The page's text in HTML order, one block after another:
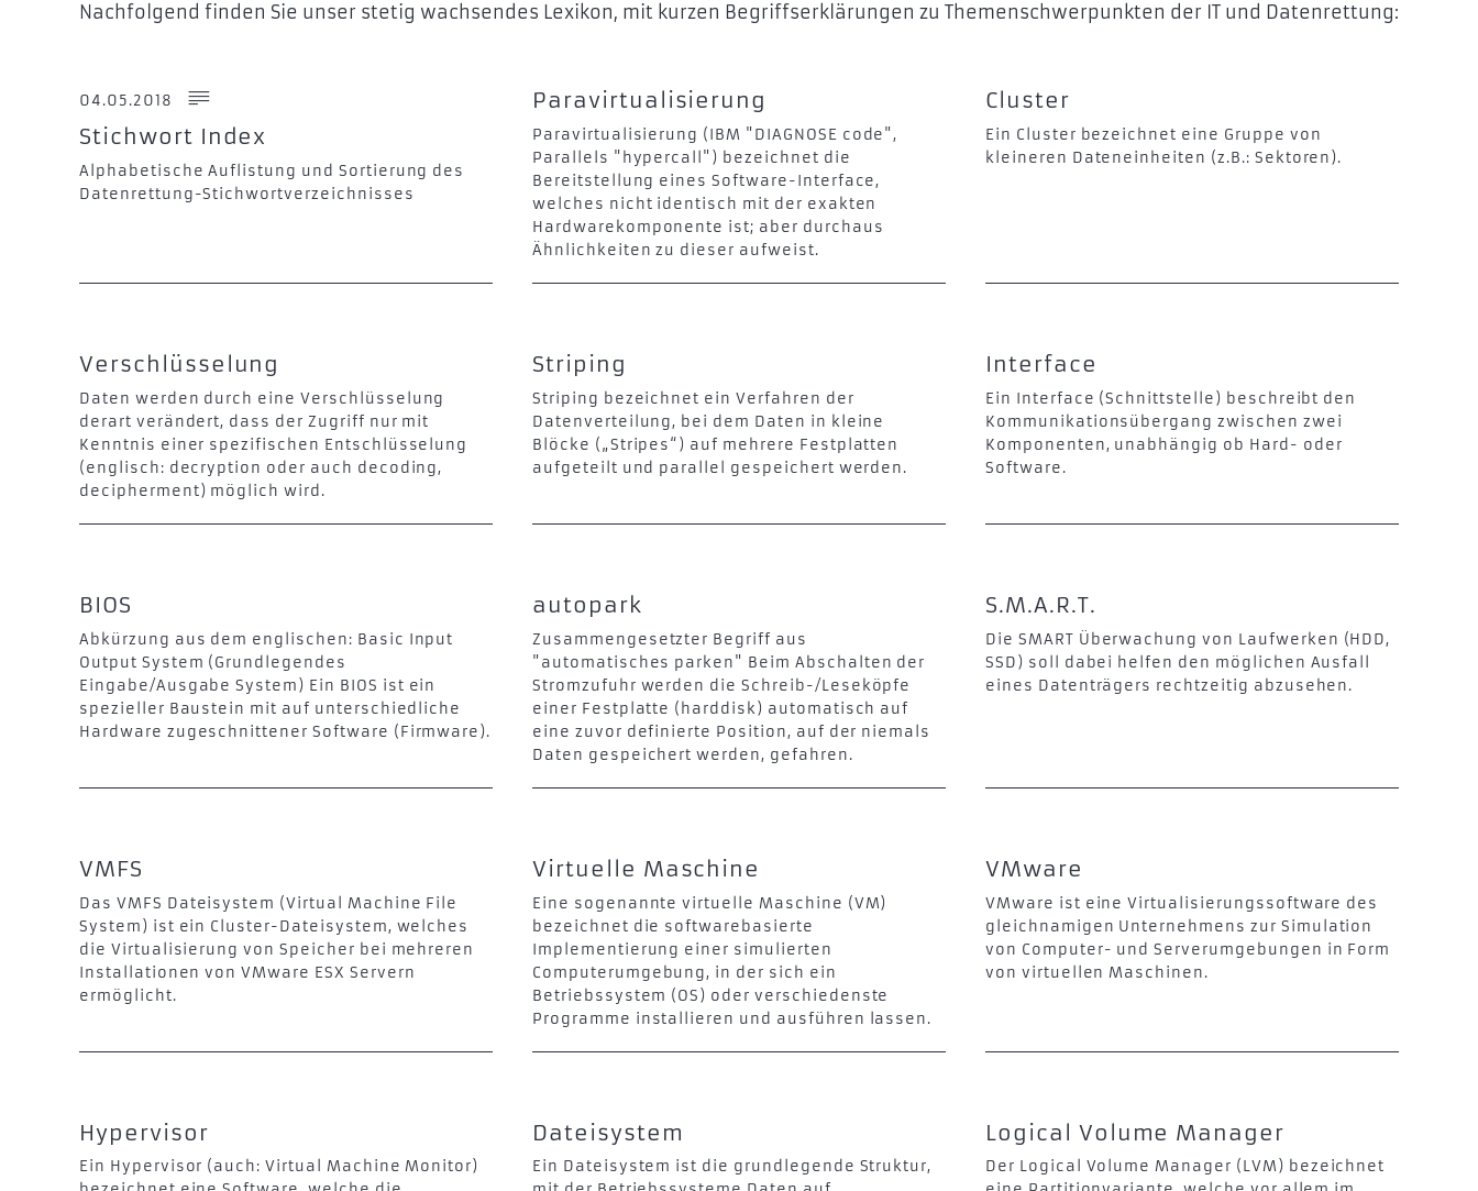
Nachfolgend finden Sie unser stetig wachsendes Lexikon, mit kurzen Begriffserklärungen zu Themenschwerpunkten der IT und Datenrettung:
04.05.2018
Stichwort Index
Alphabetische Auflistung und Sortierung des
Datenrettung-Stichwortverzeichnisses
Paravirtualisierung
Paravirtualisierung (IBM "DIAGNOSE code",
Parallels "hypercall") bezeichnet die
Bereitstellung eines Software-Interface,
welches nicht identisch mit der exakten
Hardwarekomponente ist; aber durchaus
Ähnlichkeiten zu dieser aufweist.
Cluster
Ein Cluster bezeichnet eine Gruppe von
kleineren Dateneinheiten (z.B.: Sektoren).
Verschlüsselung
Daten werden durch eine Verschlüsselung
derart verändert, dass der Zugriff nur mit
Kenntnis einer spezifischen Entschlüsselung
(englisch: decryption oder auch decoding,
decipherment) möglich wird.
Striping
Striping bezeichnet ein Verfahren der
Datenverteilung, bei dem Daten in kleine
Blöcke („Stripes“) auf mehrere Festplatten
aufgeteilt und parallel gespeichert werden.
Interface
Ein Interface (Schnittstelle) beschreibt den
Kommunikationsübergang zwischen zwei
Komponenten, unabhängig ob Hard- oder
Software.
BIOS
Abkürzung aus dem englischen: Basic Input
Output System (Grundlegendes
Eingabe/Ausgabe System) Ein BIOS ist ein
spezieller Baustein mit auf unterschiedliche
Hardware zugeschnittener Software (Firmware).
autopark
Zusammengesetzter Begriff aus
"automatisches parken" Beim Abschalten der
Stromzufuhr werden die Schreib-/Leseköpfe
einer Festplatte (harddisk) automatisch auf
eine zuvor definierte Position, auf der niemals
Daten gespeichert werden, gefahren.
S.M.A.R.T.
Die SMART Überwachung von Laufwerken (HDD,
SSD) soll dabei helfen den möglichen Ausfall
eines Datenträgers rechtzeitig abzusehen.
VMFS
Das VMFS Dateisystem (Virtual Machine File
System) ist ein Cluster-Dateisystem, welches
die Virtualisierung von Speicher bei mehreren
Installationen von VMware ESX Servern
ermöglicht.
Virtuelle Maschine
Eine sogenannte virtuelle Maschine (VM)
bezeichnet die softwarebasierte
Implementierung einer simulierten
Computerumgebung, in der sich ein
Betriebssystem (OS) oder verschiedenste
Programme installieren und ausführen lassen.
VMware
VMware ist eine Virtualisierungssoftware des
gleichnamigen Unternehmens zur Simulation
von Computer- und Serverumgebungen in Form
von virtuellen Maschinen.
Hypervisor
Ein Hypervisor (auch: Virtual Machine Monitor)
Dateisystem
Ein Dateisystem ist die grundlegende Struktur,
Logical Volume Manager
Der Logical Volume Manager (LVM) bezeichnet